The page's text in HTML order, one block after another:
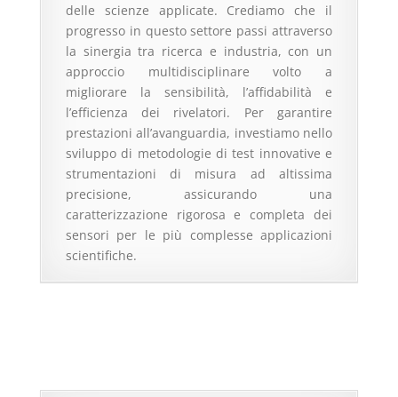
delle scienze applicate. Crediamo che il
progresso in questo settore passi attraverso
la sinergia tra ricerca e industria, con un
approccio multidisciplinare volto a
migliorare la sensibilità, l’affidabilità e
l’efficienza dei rivelatori. Per garantire
prestazioni all’avanguardia, investiamo nello
sviluppo di metodologie di test innovative e
strumentazioni di misura ad altissima
precisione, assicurando una
caratterizzazione rigorosa e completa dei
sensori per le più complesse applicazioni
scientifiche.